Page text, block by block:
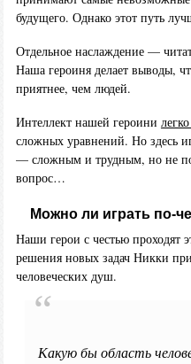
будущего. Однако этот путь
Отдельное наслаждение —
Наша героиня делает выводы,
приятнее, чем людей.
Интеллект нашей героини
сложных уравнений. Но здесь
— сложным и трудным, но не
вопрос…
Можно ли играть по-
Наши герои с честью проходят
решения новых задач Никки
человеческих душ.
Какую бы область